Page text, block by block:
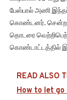
பேஸ்பால் அணி
கொண்டனர். சென்ற
தொடரை
கொண்டாட்டத்தில்
READ ALSO
How to let